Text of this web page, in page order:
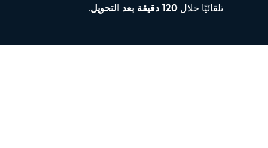
تلقائيًا خلال 120 دقيقة بعد التحويل .